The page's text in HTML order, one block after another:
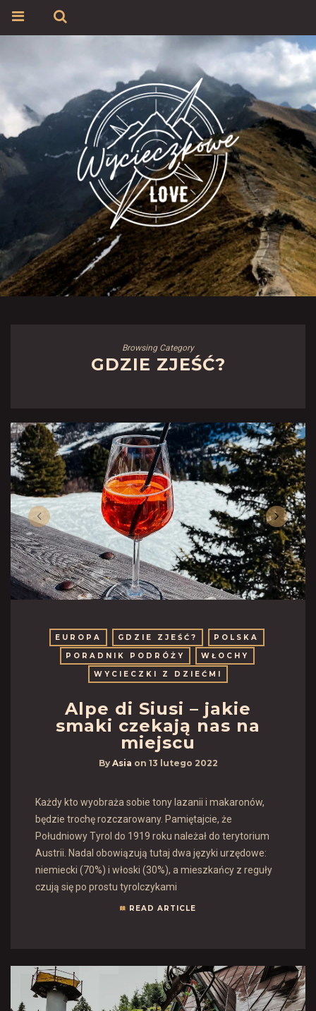
Browsing Category
GDZIE ZJEŚĆ?
EUROPA GDZIE ZJEŚĆ?
POLSKA
PORADNIK PODRÓŻY
WŁOCHY
WYCIECZKI Z DZIEĆMI
Alpe di Siusi – jakie
smaki czekają nas na
miejscu
By Asia on 13 lutego 2022
Każdy kto wyobraża sobie tony lazanii i makaronów,
będzie trochę rozczarowany. Pamiętajcie, że
Południowy Tyrol do 1919 roku należał do terytorium
Austrii. Nadal obowiązują tutaj dwa języki urzędowe:
niemiecki (70%) i włoski (30%), a mieszkańcy z reguły
czują się po prostu tyrolczykami
READ ARTICLE